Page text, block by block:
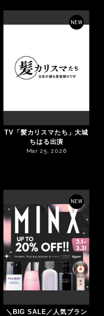
NEW
TV「髪カリスマたち」大城
ちはる出演
Mar 25, 2026
NEW
＼BIG SALE／人気ブラン